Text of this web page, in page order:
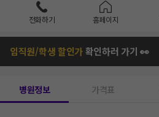
전화하기 홈페이지
임직원/학생 할인가확인하러 가기 👀
병원정보 가격표